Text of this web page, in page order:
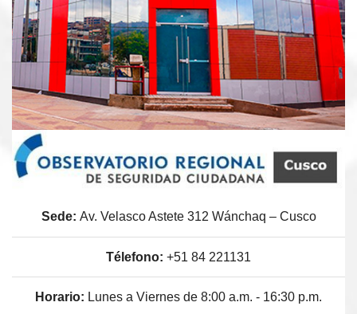
Sede: Av. Velasco Astete 312 Wánchaq – Cusco
Télefono: +51 84 221131
Horario: Lunes a Viernes de 8:00 a.m. - 16:30 p.m.